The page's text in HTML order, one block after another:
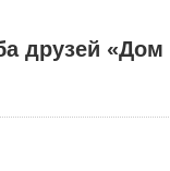
друзей «Дом